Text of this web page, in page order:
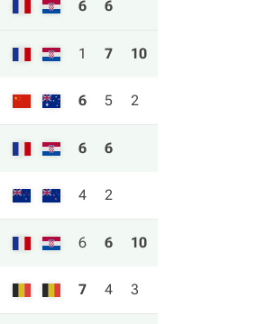
6 6
1 7 10
6 5 2
6 6
4 2
6 6 10
7 4 3